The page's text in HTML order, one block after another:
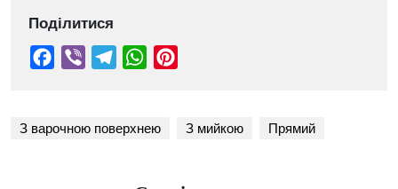
Поділитися
З варочною поверхнею З мийкою Прямий